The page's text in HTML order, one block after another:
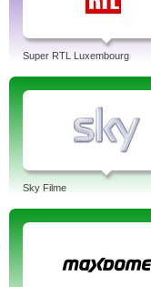
Super RTL Luxembourg
Sky Filme